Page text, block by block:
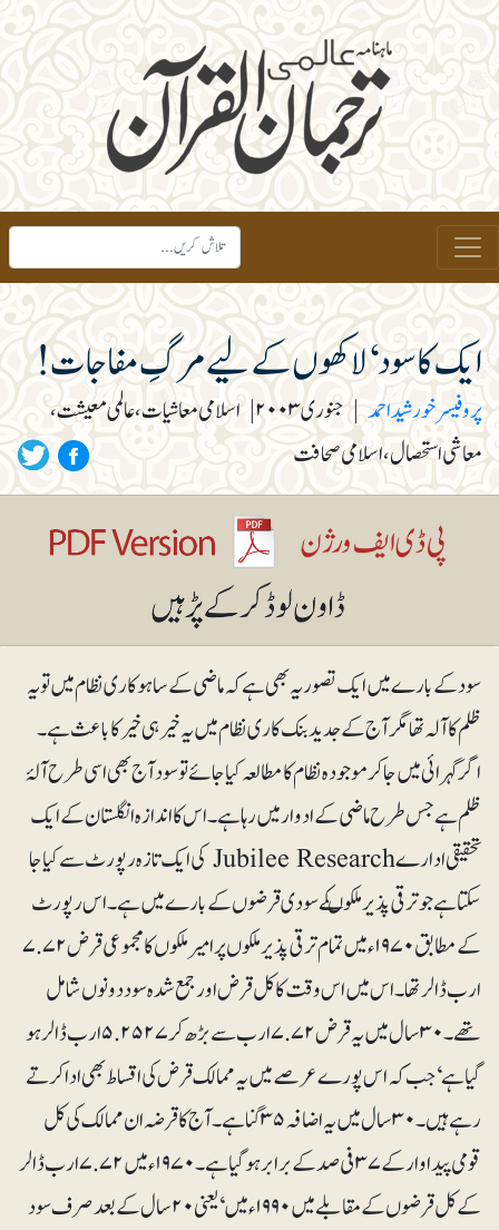
ایک کا سود ‘ لاکھوں کے لیے مرگِ مفاجات!
پروفیسر خورشید احمد | جنوری ۲۰۰۳ | اسلامی معاشیات، عالمی معیشت،
معاشی استحصال، اسلامی صحافت
سود کے بارے میں ایک تصور یہ بھی ہے کہ ماضی کے ساہوکاری نظام میں تو یہ
ظلم کا آلہ تھا مگر آج کے جدید بنک کاری نظام میں یہ خیر ہی خیر کا باعث ہے۔
اگر گہرائی میں جا کر موجودہ نظام کا مطالعہ کیا جائے تو سود آج بھی اسی طرح آلۂ
ظلم ہے جس طرح ماضی کے ادوار میں رہا ہے۔ اس کا اندازہ انگلستان کے ایک
تحقیقی ادارے Jubilee Research کی ایک تازہ رپورٹ سے کیا جا
سکتا ہے جو ترقی پذیر ملکوںکے سودی قرضوں کے بارے میں ہے۔ اس رپورٹ
کے مطابق ۱۹۷۰ء میں تمام ترقی پذیر ملکوں پر امیر ملکوں کا مجموعی قرض ۷.۷۲
ارب ڈالر تھا۔ اس میں اس وقت کا کل قرض اور جمع شدہ سود دونوں شامل
تھے۔ ۳۰ سال میں یہ قرض ۷.۷۲ ارب سے بڑھ کر ۵.۲۵۲۷ ارب ڈالر ہو
گیا ہے‘ جب کہ اس پورے عرصے میں یہ ممالک قرض کی اقساط بھی ادا کرتے
رہے ہیں۔ ۳۰ سال میں یہ اضافہ ۳۵گنا ہے۔ آج کا قرضہ ان ممالک کی کل
قومی پیداوار کے ۳۷ فی صد کے برابرہو گیا ہے۔ ۱۹۷۰ء میں ۷.۷۲ ارب ڈالر
کے کل قرضوں کے مقابلے میں ۱۹۹۰ء میں‘ یعنی ۲۰ سال کے بعد صرف سود